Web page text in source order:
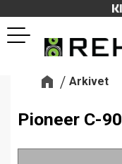
Meny
Arkivet
Pioneer C-90